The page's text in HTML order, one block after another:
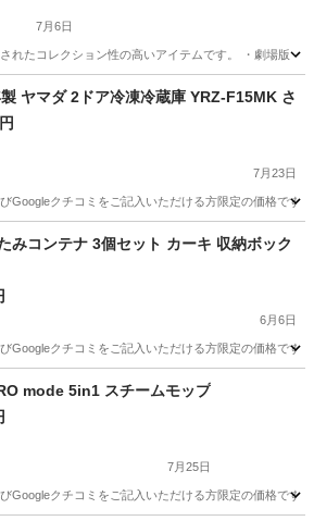
7月6日
れたコレクション性の高いアイテムです。 ・劇場版
2024年製 ヤマダ 2ドア冷凍冷蔵庫 YRZ-F15MK さ
7月23日
Googleクチコミをご記入いただける方限定の価格です
家電
みコンテナ 3個セット カーキ 収納ボック
6月6日
Googleクチコミをご記入いただける方限定の価格です
mode 5in1 スチームモップ
7月25日
Googleクチコミをご記入いただける方限定の価格です